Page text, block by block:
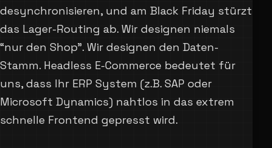
desynchronisieren, und am Black Friday stürzt
das Lager-Routing ab. Wir designen niemals
“nur den Shop”. Wir designen den Daten-
Stamm. Headless E-Commerce bedeutet für
uns, dass Ihr ERP System (z.B. SAP oder
Microsoft Dynamics) nahtlos in das extrem
schnelle Frontend gepresst wird.